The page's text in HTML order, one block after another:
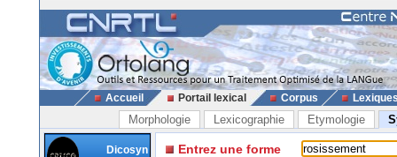
Accueil Portail lexical Corpus
Morphologie Lexicographie Etymologie
Dicosyn
Entrez une forme